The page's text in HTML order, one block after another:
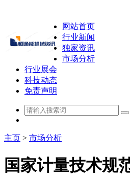
网站首页
行业新闻
独家资讯
市场分析
行业展会
科技动态
免责声明
主页 > 市场分析
国家计量技术规